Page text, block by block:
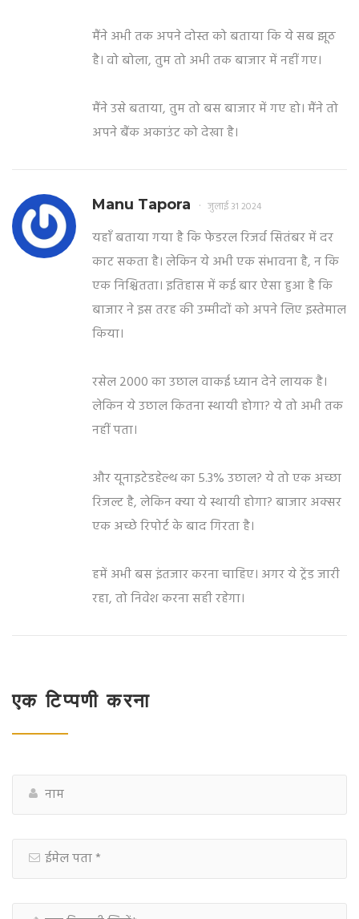
मैंने अभी तक अपने दोस्त को बताया कि ये सब झूठ
है। वो बोला, तुम तो अभी तक बाजार में नहीं गए।
मैंने उसे बताया, तुम तो बस बाजार में गए हो। मैंने तो
अपने बैंक अकाउंट को देखा है।
Manu Tapora जुलाई 31 2024
यहाँ बताया गया है कि फेडरल रिजर्व सितंबर में दर
काट सकता है। लेकिन ये अभी एक संभावना है, न कि
एक निश्चितता। इतिहास में कई बार ऐसा हुआ है कि
बाजार ने इस तरह की उम्मीदों को अपने लिए इस्तेमाल
किया।
रसेल 2000 का उछाल वाकई ध्यान देने लायक है।
लेकिन ये उछाल कितना स्थायी होगा? ये तो अभी तक
नहीं पता।
और यूनाइटेडहेल्थ का 5.3% उछाल? ये तो एक अच्छा
रिजल्ट है, लेकिन क्या ये स्थायी होगा? बाजार अक्सर
एक अच्छे रिपोर्ट के बाद गिरता है।
हमें अभी बस इंतजार करना चाहिए। अगर ये ट्रेंड जारी
रहा, तो निवेश करना सही रहेगा।
एक टिप्पणी करना